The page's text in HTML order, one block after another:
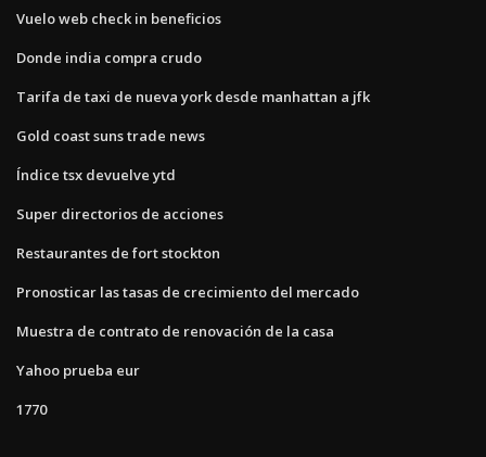
Vuelo web check in beneficios
Donde india compra crudo
Tarifa de taxi de nueva york desde manhattan a jfk
Gold coast suns trade news
Índice tsx devuelve ytd
Super directorios de acciones
Restaurantes de fort stockton
Pronosticar las tasas de crecimiento del mercado
Muestra de contrato de renovación de la casa
Yahoo prueba eur
1770